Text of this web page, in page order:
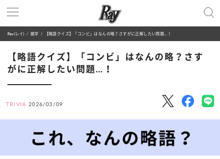
Ray(レイ) 雑学 【略語クイズ】「コンビ」はなんの略？さすがに正解したい問題…！
【略語クイズ】「コンビ」はなんの略？さす
がに正解したい問題…！
TRIVIA 2026/03/09